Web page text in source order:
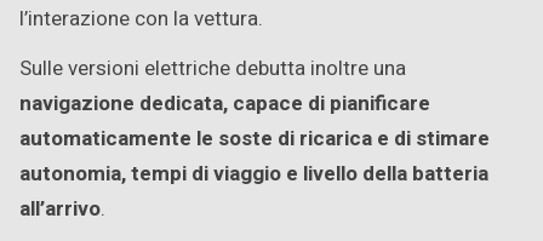
l’interazione con la vettura.
Sulle versioni elettriche debutta inoltre una
navigazione dedicata, capace di pianificare
automaticamente le soste di ricarica e di stimare
autonomia, tempi di viaggio e livello della batteria
all’arrivo.